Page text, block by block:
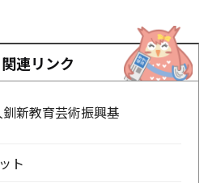
関連リンク
新教育芸術振興基
ト